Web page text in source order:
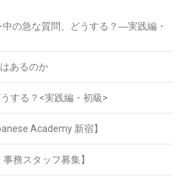
の急な質問、どうする？―実践編・
あるのか
する？<実践編・初級>
Academy 新宿】
務スタッフ募集】